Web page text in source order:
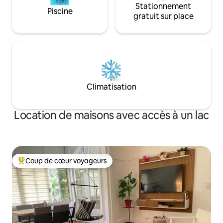
Piscine
Stationnement
gratuit sur place
Climatisation
Location de maisons avec accès à un lac
Coups de cœur voyageurs les plus appréciés
Coup de cœur voyageurs